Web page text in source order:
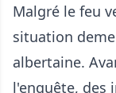
Malgré le feu
situation
albertaine.
l'enquête, des